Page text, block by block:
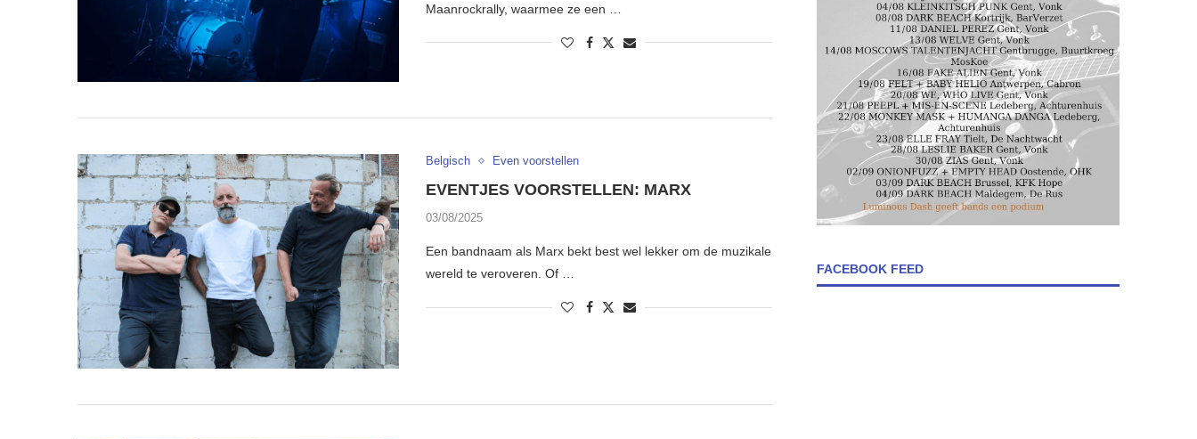
Maanrockrally, waarmee ze een …
Belgisch Even voorstellen
EVENTJES VOORSTELLEN: MARX
03/08/2025
Een bandnaam als Marx bekt best wel lekker om de muzikale
wereld te veroveren. Of …
FACEBOOK FEED